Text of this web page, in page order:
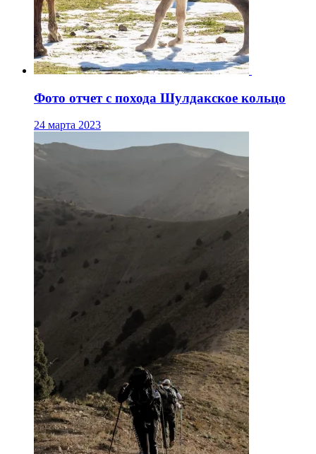
Фото отчет с похода Шулдакское кольцо
24 марта 2023